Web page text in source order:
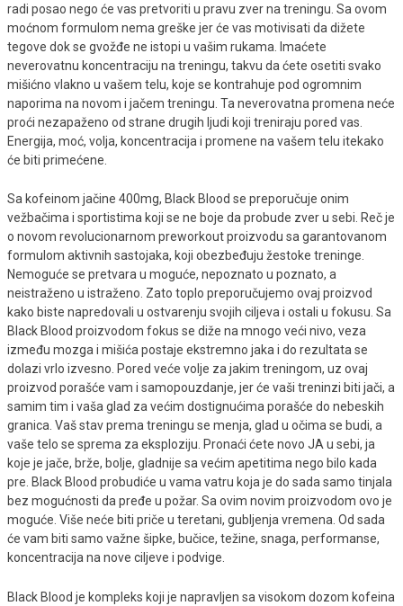
radi posao nego će vas pretvoriti u pravu zver na treningu. Sa ovom
moćnom formulom nema greške jer će vas motivisati da dižete
tegove dok se gvožđe ne istopi u vašim rukama. Imaćete
neverovatnu koncentraciju na treningu, takvu da ćete osetiti svako
mišićno vlakno u vašem telu, koje se kontrahuje pod ogromnim
naporima na novom i jačem treningu. Ta neverovatna promena neće
proći nezapaženo od strane drugih ljudi koji treniraju pored vas.
Energija, moć, volja, koncentracija i promene na vašem telu itekako
će biti primećene.
Sa kofeinom jačine 400mg, Black Blood se preporučuje onim
vežbačima i sportistima koji se ne boje da probude zver u sebi. Reč je
o novom revolucionarnom preworkout proizvodu sa garantovanom
formulom aktivnih sastojaka, koji obezbeđuju žestoke treninge.
Nemoguće se pretvara u moguće, nepoznato u poznato, a
neistraženo u istraženo. Zato toplo preporučujemo ovaj proizvod
kako biste napredovali u ostvarenju svojih ciljeva i ostali u fokusu. Sa
Black Blood proizvodom fokus se diže na mnogo veći nivo, veza
između mozga i mišića postaje ekstremno jaka i do rezultata se
dolazi vrlo izvesno. Pored veće volje za jakim treningom, uz ovaj
proizvod porašće vam i samopouzdanje, jer će vaši treninzi biti jači, a
samim tim i vaša glad za većim dostignućima porašće do nebeskih
granica. Vaš stav prema treningu se menja, glad u očima se budi, a
vaše telo se sprema za eksploziju. Pronaći ćete novo JA u sebi, ja
koje je jače, brže, bolje, gladnije sa većim apetitima nego bilo kada
pre. Black Blood probudiće u vama vatru koja je do sada samo tinjala
bez mogućnosti da pređe u požar. Sa ovim novim proizvodom ovo je
moguće. Više neće biti priče u teretani, gubljenja vremena. Od sada
će vam biti samo važne šipke, bučice, težine, snaga, performanse,
koncentracija na nove ciljeve i podvige.
Black Blood je kompleks koji je napravljen sa visokom dozom kofeina